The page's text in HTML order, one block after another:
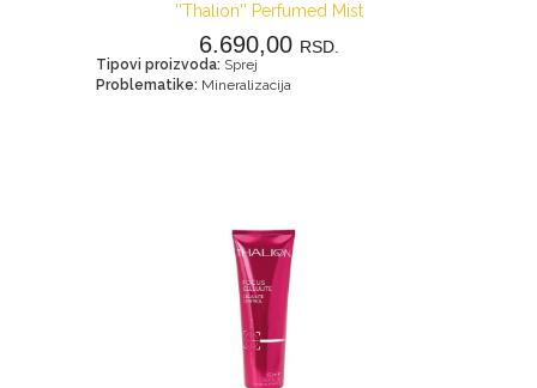
''Thalion'' Perfumed Mist
6.690,00 RSD.
Tipovi proizvoda: Sprej
Problematike: Mineralizacija